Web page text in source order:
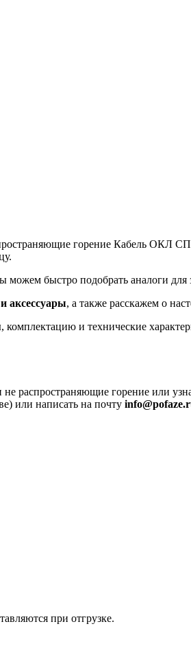
горение Кабель
быстро подобрать аналоги для
аксессуары, а также расскажем о
и технические
распространяющие горение или
или написать на почту
при отгрузке.